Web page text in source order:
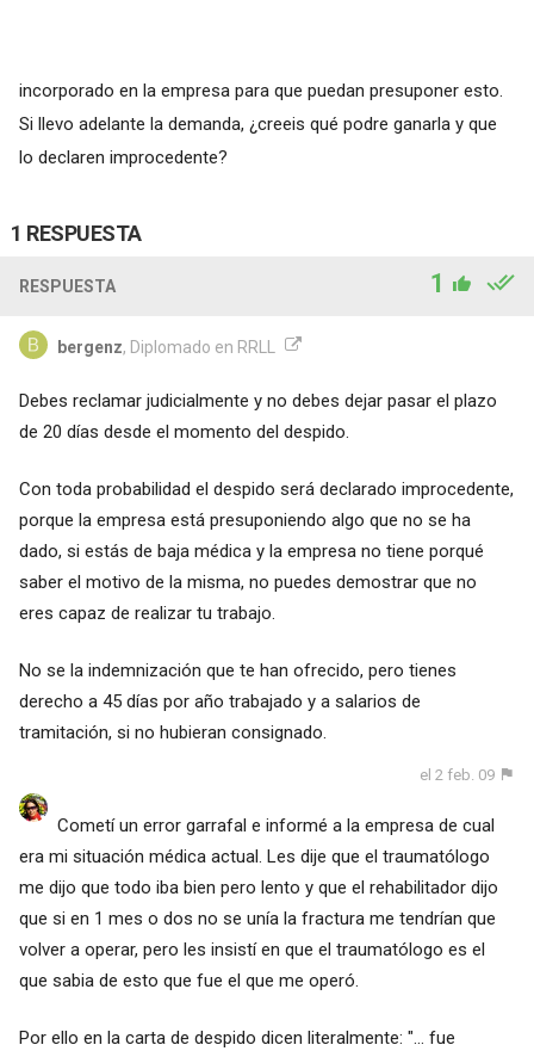
incorporado en la empresa para que puedan presuponer esto.
Si llevo adelante la demanda, ¿creeis qué podre ganarla y que
lo declaren improcedente?
1 RESPUESTA
RESPUESTA 1
bergenz, Diplomado en RRLL
Debes reclamar judicialmente y no debes dejar pasar el plazo
de 20 días desde el momento del despido.
Con toda probabilidad el despido será declarado improcedente,
porque la empresa está presuponiendo algo que no se ha
dado, si estás de baja médica y la empresa no tiene porqué
saber el motivo de la misma, no puedes demostrar que no
eres capaz de realizar tu trabajo.
No se la indemnización que te han ofrecido, pero tienes
derecho a 45 días por año trabajado y a salarios de
tramitación, si no hubieran consignado.
el 2 feb. 09
Cometí un error garrafal e informé a la empresa de cual
era mi situación médica actual. Les dije que el traumatólogo
me dijo que todo iba bien pero lento y que el rehabilitador dijo
que si en 1 mes o dos no se unía la fractura me tendrían que
volver a operar, pero les insistí en que el traumatólogo es el
que sabia de esto que fue el que me operó.
Por ello en la carta de despido dicen literalmente: "... fue